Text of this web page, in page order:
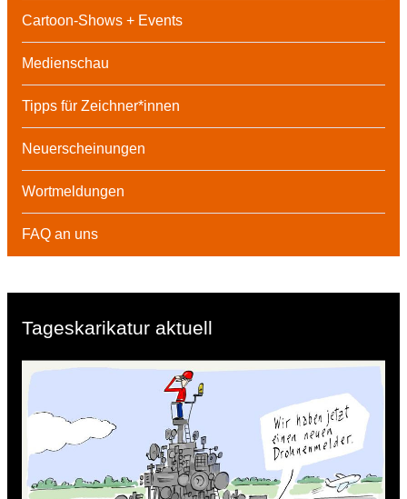
Cartoon-Shows + Events
Medienschau
Tipps für Zeichner*innen
Neuerscheinungen
Wortmeldungen
FAQ an uns
Tageskarikatur aktuell